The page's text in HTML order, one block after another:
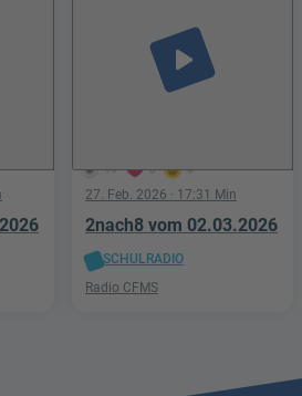
19 0 0
play_arrow
27. Feb. 2026 · 17:31 Min
2nach8 vom 02.03.2026
SCHULRADIO
Radio CFMS